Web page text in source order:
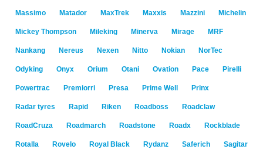
Massimo Matador MaxTrek Maxxis Mazzini Michelin
Mickey Thompson Mileking Minerva Mirage MRF
Nankang Nereus Nexen Nitto Nokian NorTec
Odyking Onyx Orium Otani Ovation Pace Pirelli
Powertrac Premiorri Presa Prime Well Prinx
Radar tyres Rapid Riken Roadboss Roadclaw
RoadCruza Roadmarch Roadstone Roadx Rockblade
Rotalla Rovelo Royal Black Rydanz Saferich Sagitar